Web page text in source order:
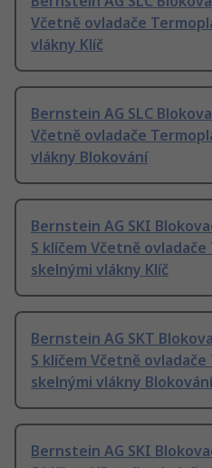
Včetně ovladače
vlákny Klíč
Bernstein AG SLC
Včetně ovladače
vlákny Blokování
Bernstein AG SKI
S klíčem Včetně
skelnými vlákny Klíč
Bernstein AG SKT
S klíčem Včetně
skelnými vlákny Blokování
Bernstein AG SKI